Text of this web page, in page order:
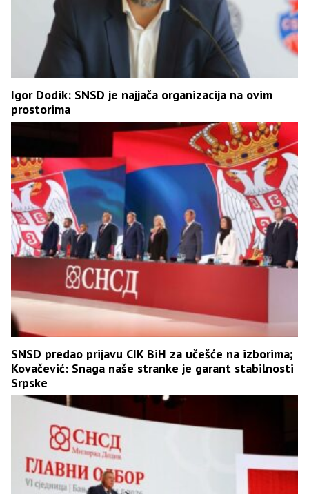
Igor Dodik: SNSD je najjača organizacija na ovim
prostorima
SNSD predao prijavu CIK BiH za učešće na izborima;
Kovačević: Snaga naše stranke je garant stabilnosti
Srpske